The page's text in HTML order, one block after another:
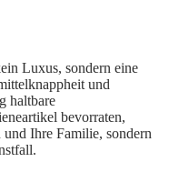
Luxus, sondern eine
und
haltbare
bevorraten,
Ihre Familie, sondern